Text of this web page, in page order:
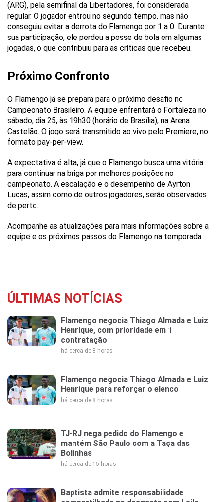
(ARG), pela semifinal da Libertadores, foi considerada
regular. O jogador entrou no segundo tempo, mas não
conseguiu evitar a derrota do Flamengo por 1 a 0. Durante
sua participação, ele perdeu a posse de bola em algumas
jogadas, o que contribuiu para as críticas que recebeu.
Próximo Confronto
O Flamengo já se prepara para o próximo desafio no
Campeonato Brasileiro. A equipe enfrentará o Fortaleza no
sábado, dia 25, às 19h30 (horário de Brasília), na Arena
Castelão. O jogo será transmitido ao vivo pelo Premiere, no
formato pay-per-view.
A expectativa é alta, já que o Flamengo busca uma vitória
para continuar na briga por melhores posições no
campeonato. A escalação e o desempenho de Ayrton
Lucas, assim como de outros jogadores, serão observados
de perto.
Acompanhe as atualizações para mais informações sobre a
equipe e os próximos passos do Flamengo na temporada.
ÚLTIMAS NOTÍCIAS
Flamengo negocia Thiago Almada e Luiz
Henrique, com prioridade em 1
contratação
há cerca de 8 horas
Flamengo negocia Thiago Almada e Luiz
Henrique para reforçar o elenco
há cerca de 8 horas
TJ-RJ nega pedido do Flamengo e
mantém São Paulo com a Taça das
Bolinhas
há cerca de 15 horas
Baptista admite responsabilidade